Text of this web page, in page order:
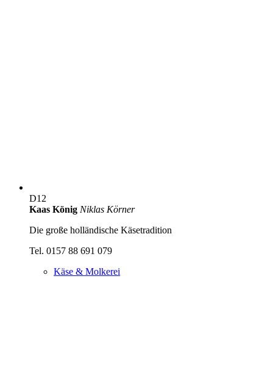
D12
Kaas König Niklas Körner
Die große holländische Käsetradition
Tel. 0157 88 691 079
Käse & Molkerei